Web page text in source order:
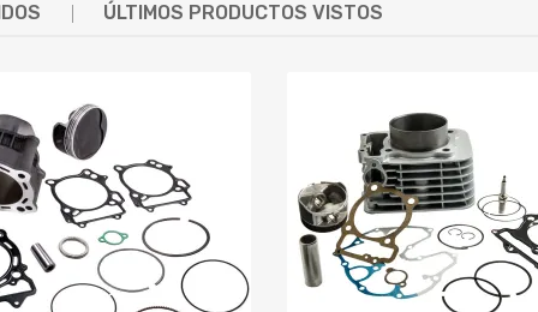
vida útil y calidad)
larga vida útil.
recomendable verificar el número de pieza existente antes de
instrucciones incluidas)
ÚLTIMOS PRODUCTOS VISTOS